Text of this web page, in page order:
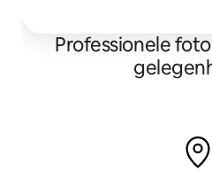
Professionele